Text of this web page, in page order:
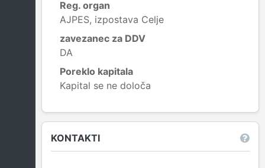
Reg. organ
AJPES, izpostava Celje
zavezanec za DDV
DA
Poreklo kapitala
Kapital se ne določa
Leaflet | © OpenStreetMap contributors
KONTAKTI